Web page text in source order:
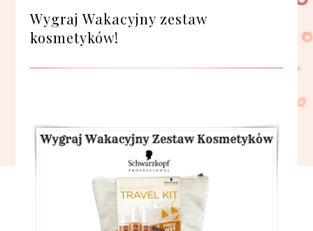
Wygraj Wakacyjny zestaw
kosmetyków!